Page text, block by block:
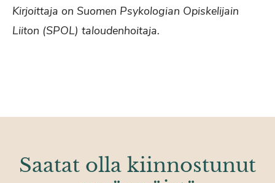
Kirjoittaja on Suomen Psykologian Opiskelijain
Liiton (SPOL) taloudenhoitaja.
Saatat olla kiinnostunut